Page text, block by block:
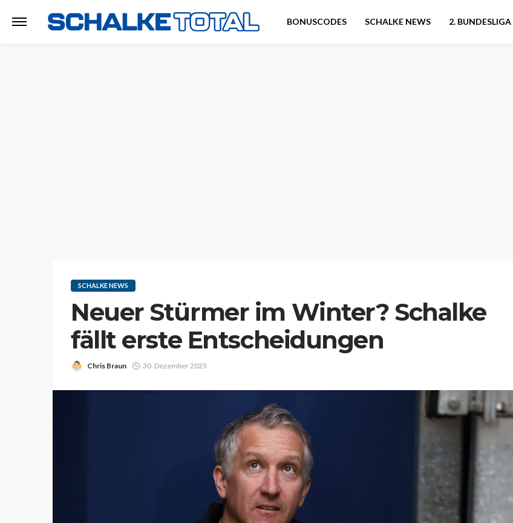
BONUSCODES SCHALKE NEWS 2. BUNDESLIGA
SCHALKE NEWS
Neuer Stürmer im Winter? Schalke
fällt erste Entscheidungen
Chris Braun 30. Dezember 2025